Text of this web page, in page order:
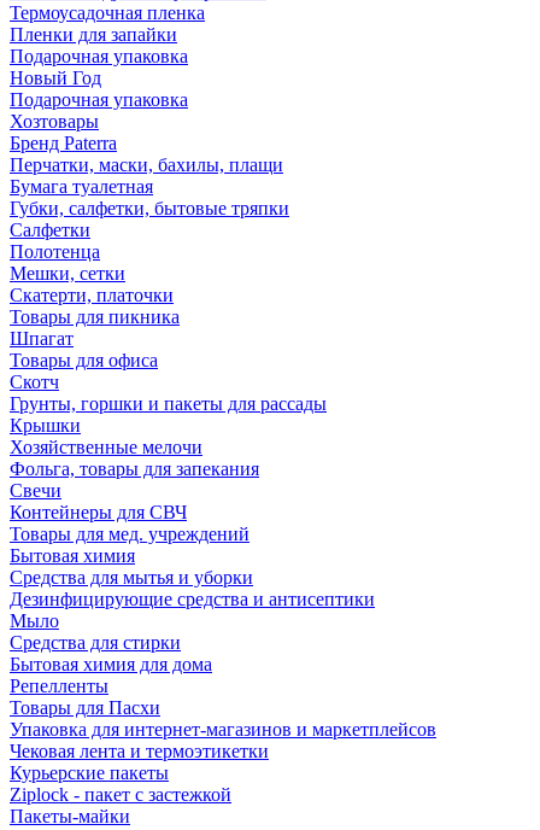
Термоусадочная пленка
Пленки для запайки
Подарочная упаковка
Новый Год
Подарочная упаковка
Хозтовары
Бренд Paterra
Перчатки, маски, бахилы, плащи
Бумага туалетная
Губки, салфетки, бытовые тряпки
Салфетки
Полотенца
Мешки, сетки
Скатерти, платочки
Товары для пикника
Шпагат
Товары для офиса
Скотч
Грунты, горшки и пакеты для рассады
Крышки
Хозяйственные мелочи
Фольга, товары для запекания
Свечи
Контейнеры для СВЧ
Товары для мед. учреждений
Бытовая химия
Средства для мытья и уборки
Дезинфицирующие средства и антисептики
Мыло
Средства для стирки
Бытовая химия для дома
Репелленты
Товары для Пасхи
Упаковка для интернет-магазинов и маркетплейсов
Чековая лента и термоэтикетки
Курьерские пакеты
Ziplock - пакет с застежкой
Пакеты-майки